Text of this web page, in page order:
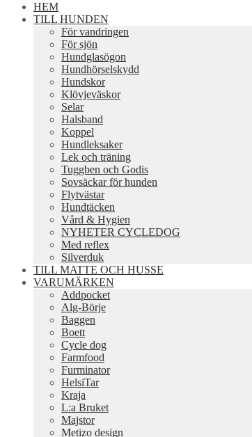
HEM
TILL HUNDEN
För vandringen
För sjön
Hundglasögon
Hundhörselskydd
Hundskor
Klövjeväskor
Selar
Halsband
Koppel
Hundleksaker
Lek och träning
Tuggben och Godis
Sovsäckar för hunden
Flytvästar
Hundtäcken
Vård & Hygien
NYHETER CYCLEDOG
Med reflex
Silverduk
TILL MATTE OCH HUSSE
VARUMÄRKEN
Addpocket
Alg-Börje
Baggen
Boett
Cycle dog
Farmfood
Furminator
HelsiTar
Kraja
L:a Bruket
Majstor
Metizo design